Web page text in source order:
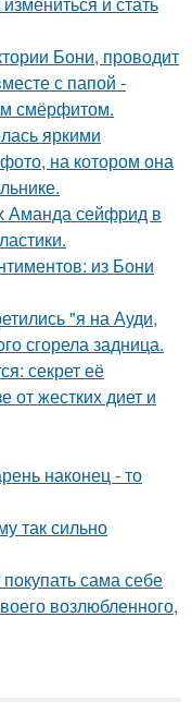
Бони, проводит
с папой -
смёрфитом.
яркими
на котором она
Аманда сейфрид в
из Бони
"я на Ауди,
сгорела задница.
секрет её
от жестких диет и
наконец - то
так сильно
сама себе
возлюбленного,